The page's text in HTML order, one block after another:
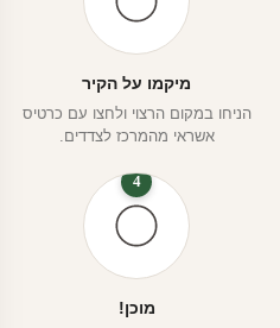
מיקמו על הקיר
הניחו במקום הרצוי ולחצו עם כרטיס
אשראי מהמרכז לצדדים.
4
מוכן!